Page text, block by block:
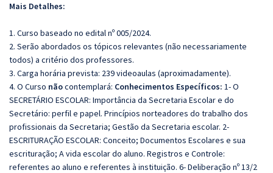
Mais Detalhes:
1. Curso baseado no edital nº 005/2024.
2. Serão abordados os tópicos relevantes (não necessariamente
todos) a critério dos professores.
3. Carga horária prevista: 239 videoaulas (aproximadamente).
4. O Curso nãocontemplará: Conhecimentos Específicos: 1- O
SECRETÁRIO ESCOLAR: Importância da Secretaria Escolar e do
Secretário: perfil e papel. Princípios norteadores do trabalho dos
profissionais da Secretaria; Gestão da Secretaria escolar. 2-
ESCRITURAÇÃO ESCOLAR: Conceito; Documentos Escolares e sua
escrituração; A vida escolar do aluno. Registros e Controle:
referentes ao aluno e referentes à instituição. 6- Deliberação nº 13/2